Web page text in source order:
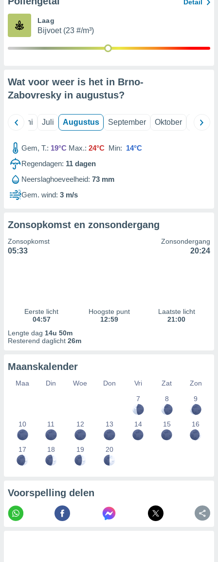
partners
Detail
Laag
Bijvoet (23 #/m³)
Wat voor weer is het in Brno-
Zabovresky in augustus?
Juni Juli Augustus September Oktober
Gem, T.: 19°C Max.: 24°C Min: 14°C
Regendagen: 11 dagen
Neerslaghoeveelheid: 73 mm
Gem. wind: 3 m/s
Zonsopkomst en zonsondergang
Zonsopkomst
05:33
Zonsondergang
20:24
Eerste licht
04:57
Hoogste punt
12:59
Laatste licht
21:00
Lengte dag 14u 50m
Resterend daglicht 26m
Maanskalender
Maa Din Woe Don Vri Zat
Zon
7
8 9
10 11 12 13 14 15 16
17 18 19 20
Voorspelling delen